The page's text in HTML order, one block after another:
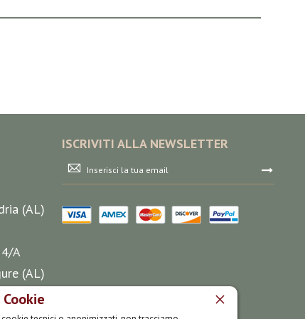
(AL)
A
(AL)
ISCRIVITI ALLA NEWSLETTER
Iscriviti
alla
nostra